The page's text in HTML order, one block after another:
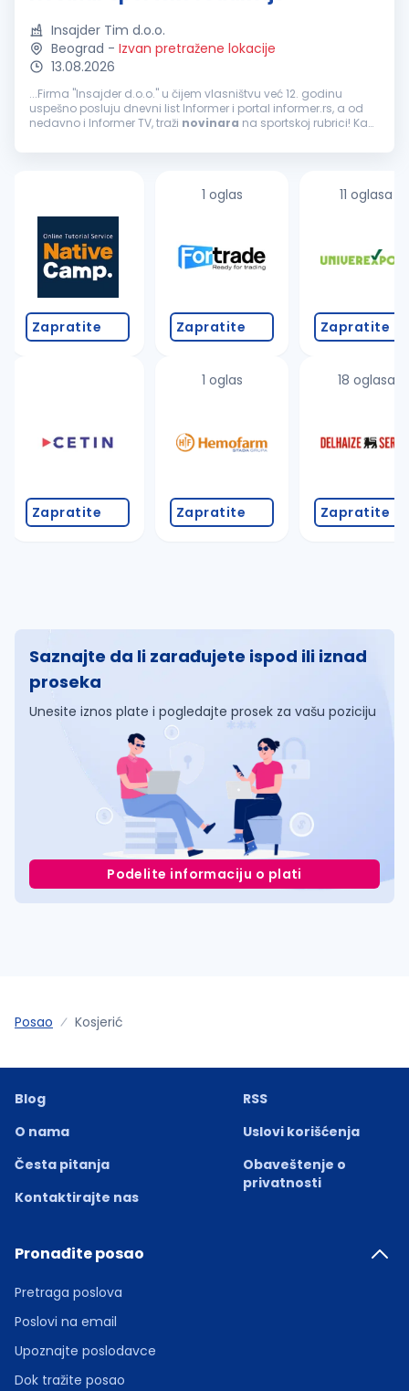
Insajder Tim d.o.o.
Beograd - Izvan pretražene lokacije
13.08.2026
...Firma "Insajder d.o.o." u čijem vlasništvu već 12. godinu
uspešno posluju dnevni list Informer i portal informer.rs, a od
nedavno i Informer TV, traži novinara na sportskoj rubrici! Kao
Zapratite
Zapratite
1 oglas
Zapratite
1 oglas
Zapratite
11 oglasa
Zapratite
18 oglasa
Zapratite
Saznajte da li zarađujete ispod ili iznad
proseka
Unesite iznos plate i pogledajte prosek za vašu poziciju
Podelite informaciju o plati
Posao Kosjerić
Blog
O nama
Česta pitanja
Kontaktirajte nas
RSS
Uslovi korišćenja
Obaveštenje o
privatnosti
Pronađite posao
Pretraga poslova
Poslovi na email
Upoznajte poslodavce
Dok tražite posao